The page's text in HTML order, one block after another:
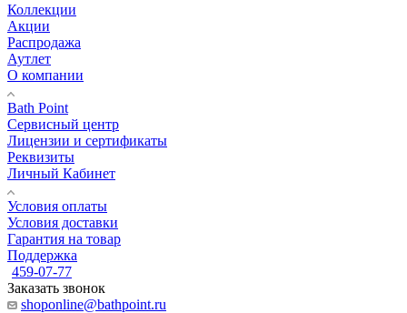
Коллекции
Акции
Распродажа
Аутлет
О компании
Bath Point
Сервисный центр
Лицензии и сертификаты
Реквизиты
Личный Кабинет
Условия оплаты
Условия доставки
Гарантия на товар
Поддержка
459-07-77
Заказать звонок
shoponline@bathpoint.ru